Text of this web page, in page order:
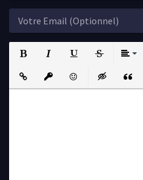
Strikethrough
Insert LinkInsert protected link
EmoticonsInsert Insert